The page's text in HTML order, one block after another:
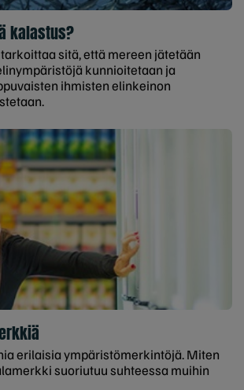
kalastus?
sitä, että mereen jätetään
kunnioitetaan ja
ihmisten elinkeinon
erilaisia ympäristömerkintöjä. Miten
suoriutuu suhteessa muihin